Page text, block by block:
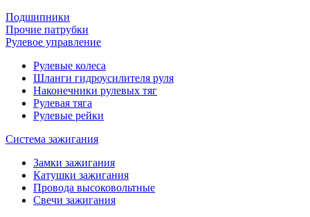
Подшипники
Прочие патрубки
Рулевое управление
Рулевые колеса
Шланги гидроусилителя руля
Наконечники рулевых тяг
Рулевая тяга
Рулевые рейки
Система зажигания
Замки зажигания
Катушки зажигания
Провода высоковольтные
Свечи зажигания